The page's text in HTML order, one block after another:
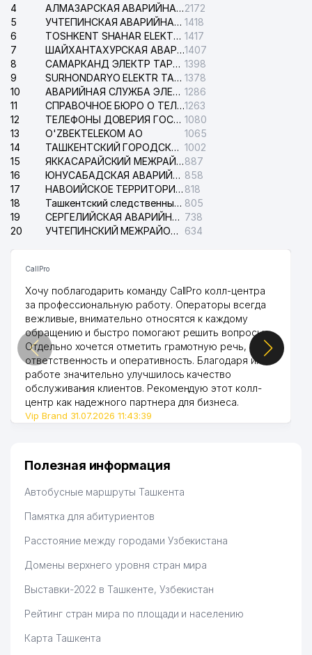
4 АЛМАЗАРСКАЯ АВАРИЙНАЯ СЛУЖБА ЭЛЕКТРОСЕТИ2172
5
УЧТЕПИНСКАЯ АВАРИЙНАЯ СЛУЖБА ЭЛЕКТРОСЕТИ 1418
6
TOSHKENT SHAHAR ELEKTR TARMOQLARI KORXONASI АО 1417
7
ШАЙХАНТАХУРСКАЯ АВАРИЙНАЯ СЛУЖБА ЭЛЕКТРОСЕТИ1407
8
САМАРКАНД ЭЛЕКТР ТАРМОКЛАРИ АО 1398
9
SURHONDARYO ELEKTR TARMOKLARI АО 1378
10
АВАРИЙНАЯ СЛУЖБА ЭЛЕКТРОСЕТИ ТАШКЕНТСКОГО РАЙОНА 1286
11
СПРАВОЧНОЕ БЮРО О ТЕЛЕФОНАХ ОРГАНИЗАЦИЙ г. ТАШКЕНТА1263
12
ТЕЛЕФОНЫ ДОВЕРИЯ ГОСУДАРСТВЕННОГО ЦЕНТРА ТЕСТИРОВАНИЯ 1080
13
O'ZBEKTELEKOM АО
1065
14
ТАШКЕНТСКИЙ ГОРОДСКОЙ СУД ПО ГРАЖДАНСКИМ ДЕЛАМ 1002
15
ЯККАСАРАЙСКИЙ МЕЖРАЙОННЫЙ СУД ПО ГРАЖДАНСКИМ ДЕЛАМ887
16
ЮНУСАБАДСКАЯ АВАРИЙНАЯ СЛУЖБА ЭЛЕКТРОСЕТИ 858
17
НАВОИЙСКОЕ ТЕРРИТОРИАЛЬНОЕ ПРЕДПРИЯТИЕ ЭЛЕКТРОСЕТИ АО 818
18
Ташкентский следственный изолятор 805
19
СЕРГЕЛИЙСКАЯ АВАРИЙНАЯ СЛУЖБА ЭЛЕКТРОСЕТИ 738
20
УЧТЕПИНСКИЙ МЕЖРАЙОННЫЙ СУД ПО ГРАЖДАНСКИМ ДЕЛАМ 634
CallPro
Хочу поблагодарить команду CallPro колл-центра
за профессиональную работу. Операторы всегда
вежливые, внимательно относятся к каждому
обращению и быстро помогают решить вопросы.
Отдельно хочется отметить грамотную речь,
ответственность и оперативность. Благодаря их
работе значительно улучшилось качество
обслуживания клиентов. Рекомендую этот колл-
центр как надежного партнера для бизнеса.
Vip Brand 31.07.2026 11:43:39
Полезная информация
Автобусные маршруты Ташкента
Памятка для абитуриентов
Расстояние между городами Узбекистана
Домены верхнего уровня стран мира
Выставки-2022 в Ташкенте, Узбекистан
Рейтинг стран мира по площади и населению
Карта Ташкента